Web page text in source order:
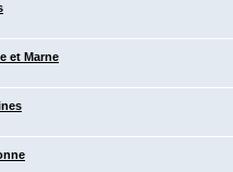
et Marne